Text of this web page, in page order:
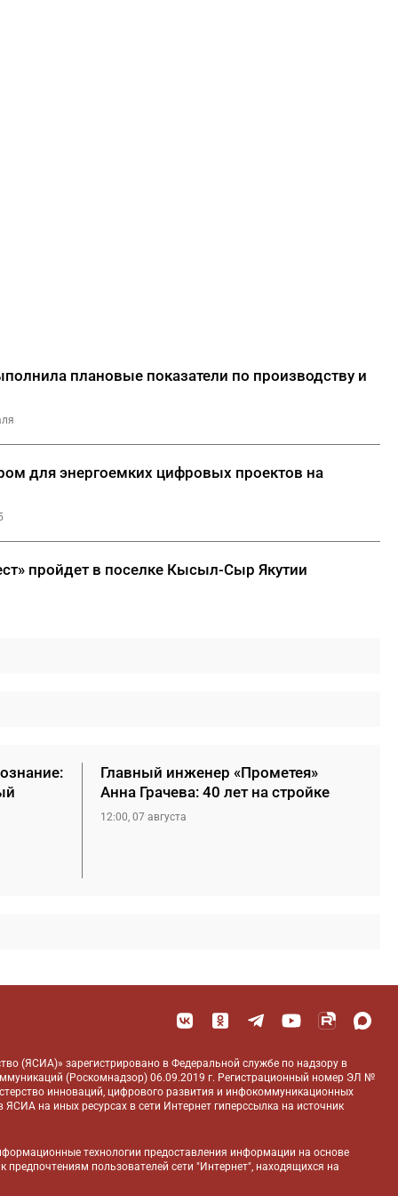
плановые показатели по производству и
для энергоемких цифровых проектов на
пройдет в поселке Кысыл-Сыр Якутии
Главный инженер «Прометея»
Анна Грачева: 40 лет на стройке
12:00, 07 августа
(ЯСИА)» зарегистрировано в Федеральной службе по надзору в
(Роскомнадзор) 06.09.2019 г. Регистрационный номер ЭЛ №
инноваций, цифрового развития и инфокоммуникационных
на иных ресурсах в сети Интернет гиперссылка на источник
технологии предоставления информации на основе
предпочтениям пользователей сети "Интернет", находящихся на